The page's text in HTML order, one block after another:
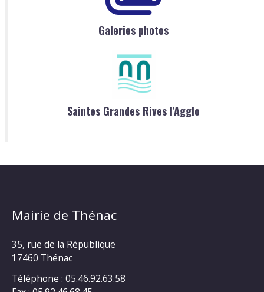
Galeries photos
Saintes Grandes Rives l'Agglo
Mairie de Thénac
35, rue de la République
17460 Thénac
Téléphone : 05.46.92.63.58